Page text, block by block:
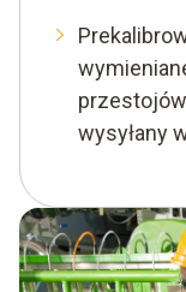
wysyłany